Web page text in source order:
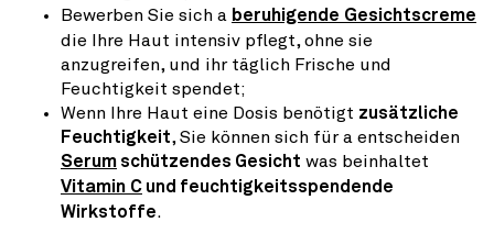
Bewerben Sie sich a beruhigende Gesichtscreme
die Ihre Haut intensiv pflegt, ohne sie
anzugreifen, und ihr täglich Frische und
Feuchtigkeit spendet;
Wenn Ihre Haut eine Dosis benötigt zusätzliche
Feuchtigkeit, Sie können sich für a entscheiden
Serum schützendes Gesicht was beinhaltet
Vitamin C und feuchtigkeitsspendende
Wirkstoffe.